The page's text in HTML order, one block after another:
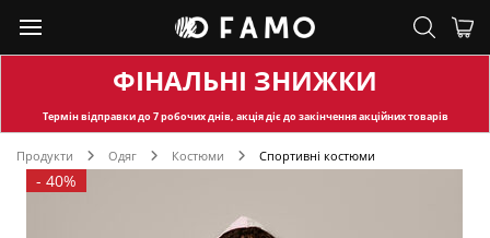
ФІНАЛЬНІ ЗНИЖКИ
Термін відправкидо 7 робочих днів, акція діє до закінчення акційних товарів
Продукти Одяг Костюми Спортивні костюми
- 40%